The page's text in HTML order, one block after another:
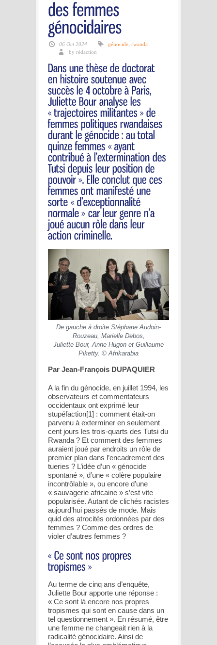
06 Oct 2024 génocide rwanda
by rédaction
De gauche à droite Stéphane Audoin-
Rouzeau, Marielle Debos,
Juliette Bour, Anne Hugon et Guillaume
Piketty. © Afrikarabia
Par Jean-François DUPAQUIER
A la fin du génocide, en juillet 1994, les
observateurs et commentateurs
occidentaux ont exprimé leur
stupéfaction[1] : comment était-on
parvenu à exterminer en seulement
cent jours les trois-quarts des Tutsi du
Rwanda ? Et comment des femmes
auraient joué par endroits un rôle de
premier plan dans l’encadrement des
tueries ? L’idée d’un « génocide
spontané », d’une « colère populaire
incontrôlable », ou encore d’une
« sauvagerie africaine » s’est vite
popularisée. Autant de clichés racistes
aujourd’hui passés de mode. Mais
quid des atrocités ordonnées par des
femmes ? Comme des ordres de
violer d’autres femmes ?
Au terme de cinq ans d’enquête,
Juliette Bour apporte une réponse :
« Ce sont là encore nos propres
tropismes qui sont en cause dans un
tel questionnement ». En résumé, être
une femme ne changeait rien à la
radicalité génocidaire. Ainsi de